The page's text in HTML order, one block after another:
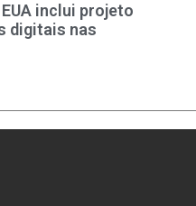
inclui projeto
digitais nas